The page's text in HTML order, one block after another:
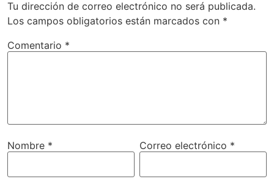
Tu dirección de correo electrónico no será publicada.
Los campos obligatorios están marcados con *
Comentario *
Nombre * Correo electrónico *